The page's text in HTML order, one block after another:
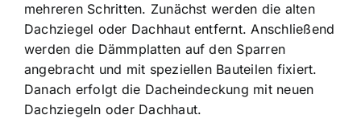
mehreren Schritten. Zunächst werden die alten
Dachziegel oder Dachhaut entfernt. Anschließend
werden die Dämmplatten auf den Sparren
angebracht und mit speziellen Bauteilen fixiert.
Danach erfolgt die Dacheindeckung mit neuen
Dachziegeln oder Dachhaut.